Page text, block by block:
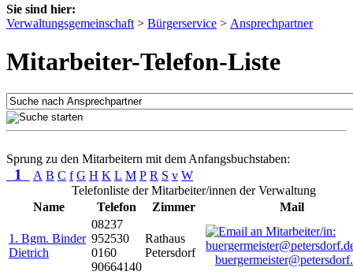
Sie sind hier:
Verwaltungsgemeinschaft > Bürgerservice > Ansprechpartner
Mitarbeiter-Telefon-Liste
Sprung zu den Mitarbeitern mit dem Anfangsbuchstaben:
1 A B C f G H K L M P R S v W
Telefonliste der Mitarbeiter/innen der Verwaltung
Name
Telefon Zimmer Mail
1. Bgm. Binder
Dietrich
08237
952530
0160
90664140
Rathaus
Petersdorf